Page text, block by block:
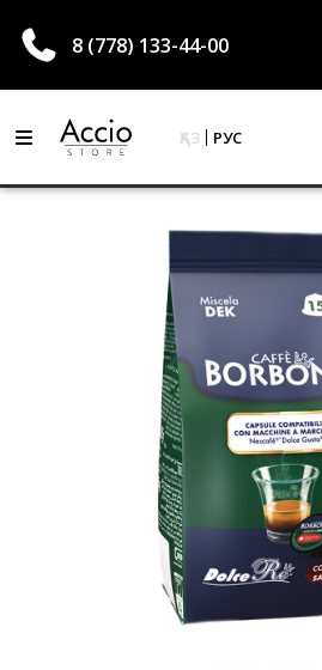
8 (778) 133-44-00
ҚАЗ РУС